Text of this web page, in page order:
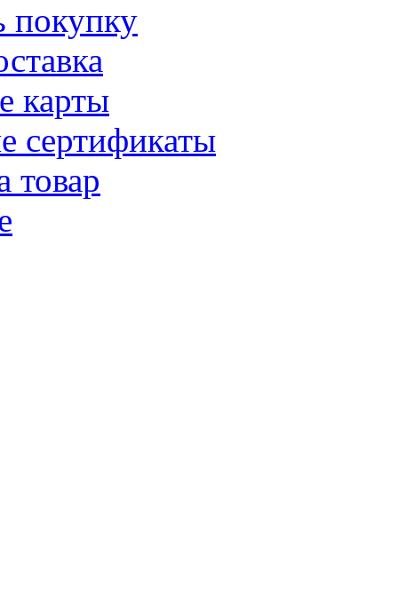
покупку
карты
сертификаты
товар